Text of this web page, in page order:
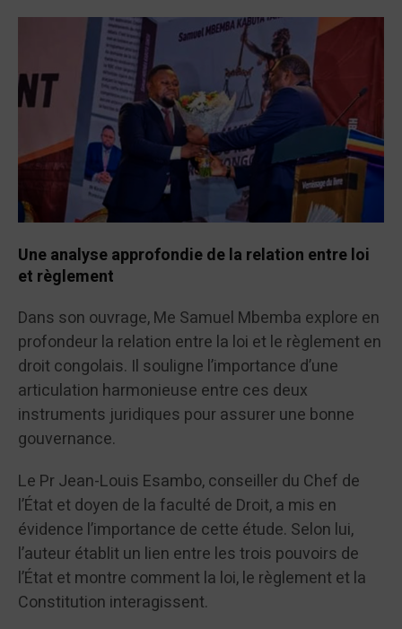
Une analyse approfondie de la relation entre loi
et règlement
Dans son ouvrage, Me Samuel Mbemba explore en
profondeur la relation entre la loi et le règlement en
droit congolais. Il souligne l’importance d’une
articulation harmonieuse entre ces deux
instruments juridiques pour assurer une bonne
gouvernance.
Le Pr Jean-Louis Esambo, conseiller du Chef de
l’État et doyen de la faculté de Droit, a mis en
évidence l’importance de cette étude. Selon lui,
l’auteur établit un lien entre les trois pouvoirs de
l’État et montre comment la loi, le règlement et la
Constitution interagissent.